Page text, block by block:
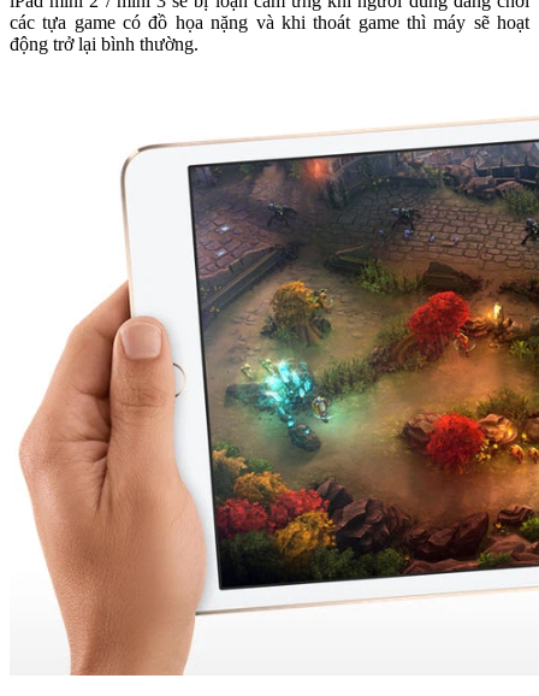
các tựa game có đồ họa nặng và khi thoát game thì máy sẽ hoạt
động trở lại bình thường.